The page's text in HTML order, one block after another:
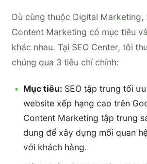
Dù cùng thuộc Digital Marketing,
Content Marketing có mục tiêu
khác nhau. Tại SEO Center, tôi
chúng qua 3 tiêu chí chính:
Mục tiêu: SEO tập trung tối
website xếp hạng cao trên
Content Marketing tập trung
dung để xây dựng mối quan
với khách hàng.